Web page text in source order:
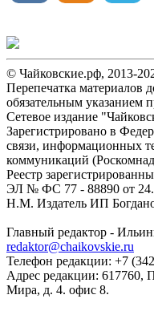
© Чайковские.рф, 2013-
Перепечатка материалов
обязательным указанием
Сетевое издание
Зарегистрировано в
связи, информационных
коммуникаций
Реестр
ЭЛ № ФС 77 - 88890 от
Н.М. Издатель ИП
Главный редактор -
redaktor@chaikovskie.ru
Телефон редакции: +7
Адрес редакции: 617760,
Мира, д. 4. офис 8.